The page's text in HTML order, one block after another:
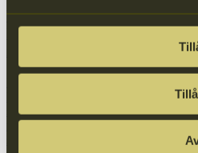
Varför är det viktigt att
kan källsorteras och
högkvalitativ materialåtervinning
separeras. Material bör inte blandas
materialslag utan helst vara gjorda i
som är bra att tänka på vid design av